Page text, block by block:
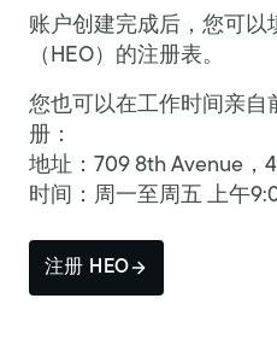
账户创建完成后，您可以
（HEO）的注册表。
您也可以在工作时间亲自
册：
地址：709 8th Avenue，
时间：周一至周五 上午
注册 HEO